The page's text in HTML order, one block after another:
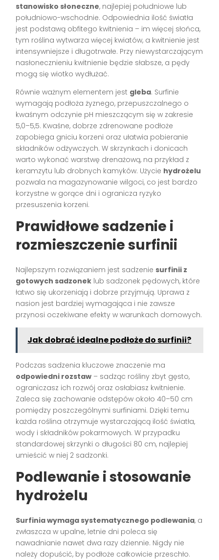
stanowisko słoneczne, najlepiej południowe lub
południowo-wschodnie. Odpowiednia ilość światła
jest podstawą obfitego kwitnienia – im więcej słońca,
tym roślina wytwarza więcej kwiatów, a kwitnienie jest
intensywniejsze i długotrwałe. Przy niewystarczającym
nasłonecznieniu kwitnienie będzie słabsze, a pędy
mogą się wiotko wydłużać.
Równie ważnym elementem jest gleba. Surfinie
wymagają podłoża żyznego, przepuszczalnego o
kwaśnym odczynie pH mieszczącym się w zakresie
5,0–5,5. Kwaśne, dobrze zdrenowane podłoże
zapobiega gniciu korzeni oraz ułatwia pobieranie
składników odżywczych. W skrzynkach i donicach
warto wykonać warstwę drenażową, na przykład z
keramzytu lub drobnych kamyków. Użycie hydrożelu
pozwala na magazynowanie wilgoci, co jest bardzo
korzystne w gorące dni i ogranicza ryzyko
przesuszenia korzeni.
Prawidłowe sadzenie i
rozmieszczenie surfinii
Najlepszym rozwiązaniem jest sadzenie surfinii z
gotowych sadzonek lub sadzonek pędowych, które
łatwo się ukorzeniają i dobrze przyjmują. Uprawa z
nasion jest bardziej wymagająca i nie zawsze
przynosi oczekiwane efekty w warunkach domowych.
Jak dobrać idealne podłoże do surfinii?
Podczas sadzenia kluczowe znaczenie ma
odpowiedni rozstaw – sadząc rośliny zbyt gęsto,
ograniczasz ich rozwój oraz osłabiasz kwitnienie.
Zaleca się zachowanie odstępów około 40–50 cm
pomiędzy poszczególnymi surfiniami. Dzięki temu
każda roślina otrzymuje wystarczającą ilość światła,
wody i składników pokarmowych. W przypadku
standardowej skrzynki o długości 80 cm, najlepiej
umieścić w niej 2 sadzonki.
Podlewanie i stosowanie
hydrożelu
Surfinia wymaga systematycznego podlewania, a
zwłaszcza w upalne, letnie dni poleca się
nawadnianie nawet dwa razy dziennie. Nigdy nie
należy dopuścić, by podłoże całkowicie przeschło.